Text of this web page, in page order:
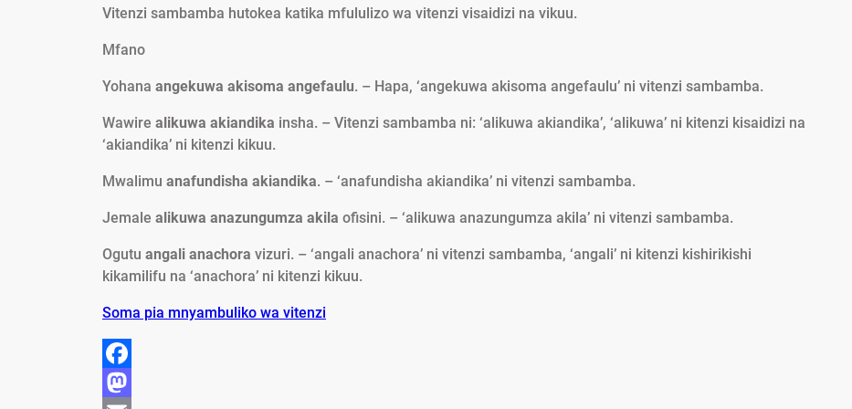
Vitenzi sambamba hutokea katika mfululizo wa vitenzi visaidizi na vikuu.
Mfano
Yohana angekuwa akisoma angefaulu. – Hapa, ‘angekuwa akisoma angefaulu’ ni vitenzi sambamba.
Wawire alikuwa akiandika insha. – Vitenzi sambamba ni: ‘alikuwa akiandika’, ‘alikuwa’ ni kitenzi kisaidizi na
‘akiandika’ ni kitenzi kikuu.
Mwalimu anafundisha akiandika. – ‘anafundisha akiandika’ ni vitenzi sambamba.
Jemale alikuwa anazungumza akila ofisini. – ‘alikuwa anazungumza akila’ ni vitenzi sambamba.
Ogutu angali anachora vizuri. – ‘angali anachora’ ni vitenzi sambamba, ‘angali’ ni kitenzi kishirikishi
kikamilifu na ‘anachora’ ni kitenzi kikuu.
Soma pia mnyambuliko wa vitenzi
F